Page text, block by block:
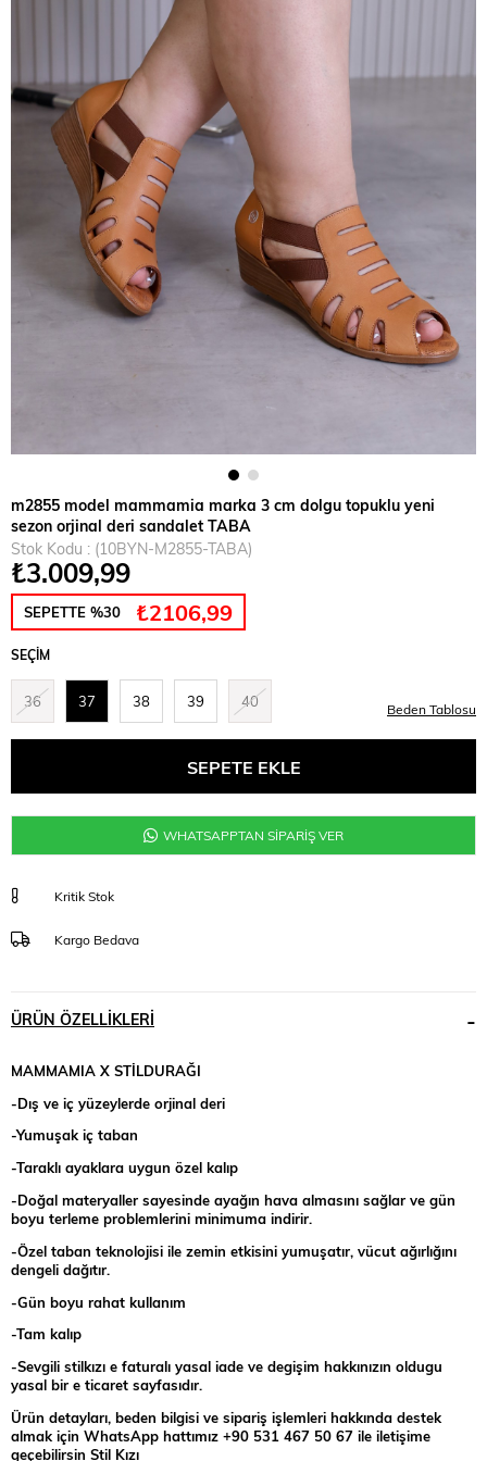
m2855 model mammamia marka 3 cm dolgu topuklu yeni
sezon orjinal deri sandalet TABA
Stok Kodu
(10BYN-M2855-TABA)
₺3.009,99
SEPETTE %30 ₺2106,99
SEÇIM
36 37 38 39 40 Beden Tablosu
WHATSAPPTAN SİPARİŞ VER
Kritik Stok
Kargo Bedava
ÜRÜN ÖZELLIKLERI
MAMMAMIA X STİLDURAĞI
-Dış ve iç yüzeylerde orjinal deri
-Yumuşak iç taban
-Taraklı ayaklara uygun özel kalıp
-Doğal materyaller sayesinde ayağın hava almasını sağlar ve gün
boyu terleme problemlerini minimuma indirir.
-Özel taban teknolojisi ile zemin etkisini yumuşatır, vücut ağırlığını
dengeli dağıtır.
-Gün boyu rahat kullanım
-Tam kalıp
-Sevgili stilkızı e faturalı yasal iade ve degişim hakkınızın oldugu
yasal bir e ticaret sayfasıdır.
Ürün detayları, beden bilgisi ve sipariş işlemleri hakkında destek
almak için WhatsApp hattımız +90 531 467 50 67 ile iletişime
geçebilirsin Stil Kızı